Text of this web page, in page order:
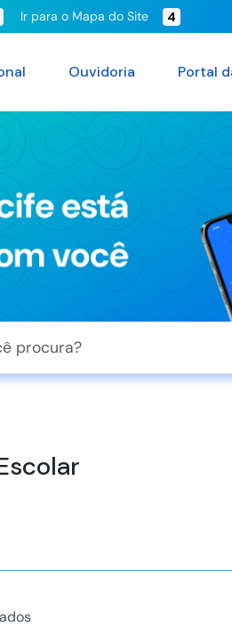
Ir para o Mapa do Site 4
Ouvidoria Portal